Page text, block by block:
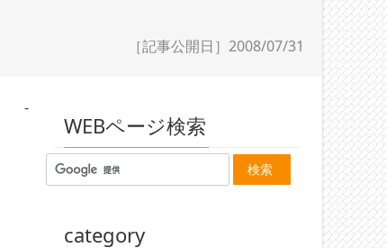
［記事公開日］2008/07/31
-
WEBページ検索
category